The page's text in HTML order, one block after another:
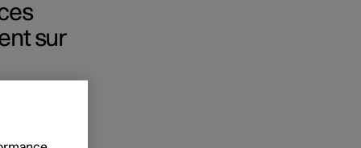
acheter
de financement
sur